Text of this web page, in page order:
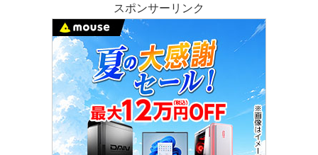
スポンサーリンク